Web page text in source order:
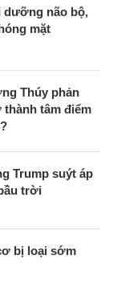
dưỡng não bộ,
mặt
Thúy phản
tâm điểm
Trump suýt áp
trời
bị loại sớm